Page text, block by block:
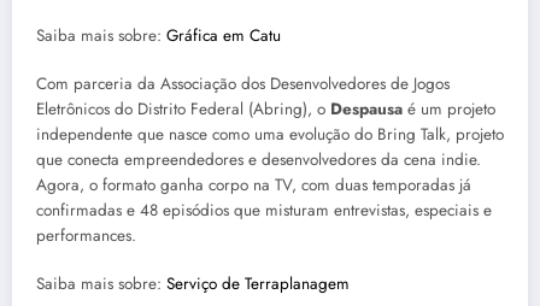
Saiba mais sobre: Gráfica em Catu
Com parceria da Associação dos Desenvolvedores de Jogos
Eletrônicos do Distrito Federal (Abring), o Despausa é um projeto
independente que nasce como uma evolução do Bring Talk, projeto
que conecta empreendedores e desenvolvedores da cena indie.
Agora, o formato ganha corpo na TV, com duas temporadas já
confirmadas e 48 episódios que misturam entrevistas, especiais e
performances.
Saiba mais sobre: Serviço de Terraplanagem